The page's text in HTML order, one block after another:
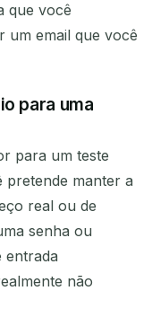
que você
um email que você
para uma
para um teste
manter a
real ou de
senha ou
entrada
não